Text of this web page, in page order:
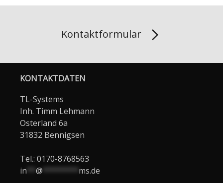
Kontaktformular
KONTAKTDATEN
TL-Systems
Inh. Timm Lehmann
Osterland 6a
31832 Bennigsen
Tel.: 0170-8768563
in
@ ms.de